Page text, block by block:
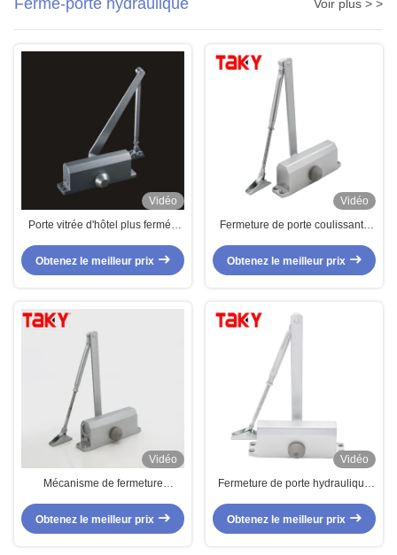
Ferme-porte hydraulique Voir plus > >
Vidéo
Porte vitrée d'hôtel plus fermée
80 degrés et longue durée de vie
Obtenez le meilleur prix
Vidéo
Fermeture de porte coulissante
d'aluminium avec technologie de
capteur
Obtenez le meilleur prix
Vidéo
Mécanisme de fermeture
pour les portes d'hôtel en
aluminium Fermeture hydraulique
Obtenez le meilleur prix
Vidéo
Fermeture de porte hydraulique
commerciales supérieures de
Obtenez le meilleur prix